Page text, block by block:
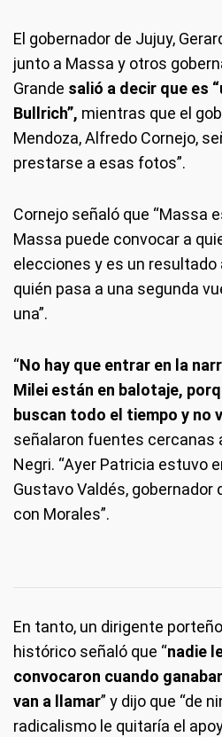
El gobernador de Jujuy,
junto a Massa y otros
Grande salió a decir que es
Bullrich”, mientras que el
Mendoza, Alfredo Cornejo,
prestarse a esas fotos”.
Cornejo señaló que “Massa
Massa puede convocar a
elecciones y es un resultado
quién pasa a una segunda
una”.
“No hay que entrar en la
Milei están en balotaje,
buscan todo el tiempo y no
señalaron fuentes cercanas
Negri. “Ayer Patricia estuvo
Gustavo Valdés, gobernador
con Morales”.
En tanto, un dirigente
histórico señaló que “nadie
convocaron cuando
van a llamar” y dijo que “de
radicalismo le quitaría el